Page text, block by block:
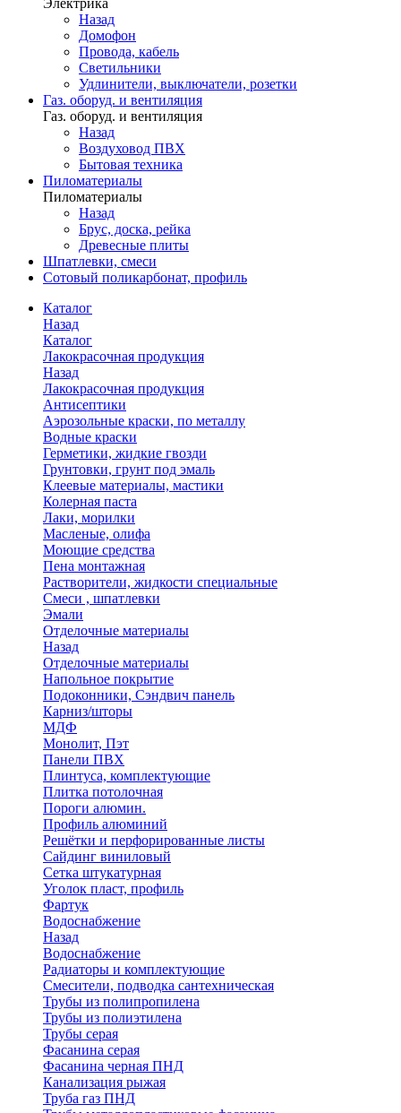
Электрика
Назад
Домофон
Провода, кабель
Светильники
Удлинители, выключатели, розетки
Газ. оборуд. и вентиляция
Газ. оборуд. и вентиляция
Назад
Воздуховод ПВХ
Бытовая техника
Пиломатериалы
Пиломатериалы
Назад
Брус, доска, рейка
Древесные плиты
Шпатлевки, смеси
Сотовый поликарбонат, профиль
Каталог
Назад
Каталог
Лакокрасочная продукция
Назад
Лакокрасочная продукция
Антисептики
Аэрозольные краски, по металлу
Водные краски
Герметики, жидкие гвозди
Грунтовки, грунт под эмаль
Клеевые материалы, мастики
Колерная паста
Лаки, морилки
Масленые, олифа
Моющие средства
Пена монтажная
Растворители, жидкости специальные
Смеси , шпатлевки
Эмали
Отделочные материалы
Назад
Отделочные материалы
Напольное покрытие
Подоконники, Сэндвич панель
Карниз/шторы
МДФ
Монолит, Пэт
Панели ПВХ
Плинтуса, комплектующие
Плитка потолочная
Пороги алюмин.
Профиль алюминий
Решётки и перфорированные листы
Сайдинг виниловый
Сетка штукатурная
Уголок пласт, профиль
Фартук
Водоснабжение
Назад
Водоснабжение
Радиаторы и комплектующие
Смесители, подводка сантехническая
Трубы из полипропилена
Трубы из полиэтилена
Трубы серая
Фасанина серая
Фасанина черная ПНД
Канализация рыжая
Труба газ ПНД